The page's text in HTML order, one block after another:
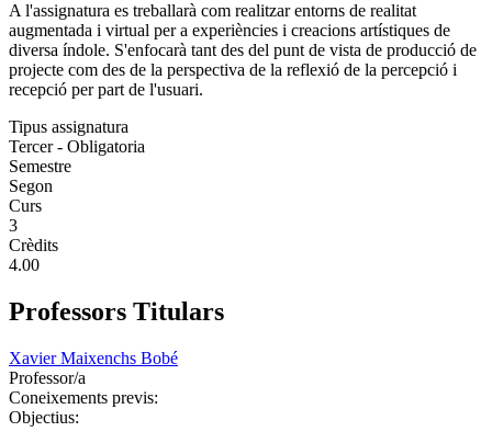
A l'assignatura es treballarà com realitzar entorns de realitat
augmentada i virtual per a experiències i creacions artístiques de
diversa índole. S'enfocarà tant des del punt de vista de producció de
projecte com des de la perspectiva de la reflexió de la percepció i
recepció per part de l'usuari.
Tipus assignatura
Tercer - Obligatoria
Semestre
Segon
Curs
3
Crèdits
4.00
Professors Titulars
Xavier Maixenchs Bobé
Professor/a
Coneixements previs:
Objectius: